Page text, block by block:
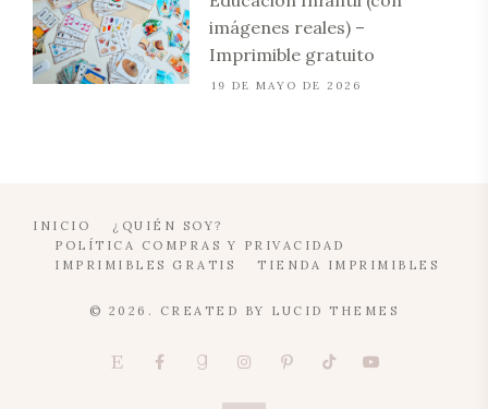
imágenes reales) –
Imprimible gratuito
19 DE MAYO DE 2026
INICIO
¿QUIÉN SOY?
POLÍTICA COMPRAS Y PRIVACIDAD
IMPRIMIBLES GRATIS
TIENDA IMPRIMIBLES
© 2026. CREATED BY LUCID THEMES